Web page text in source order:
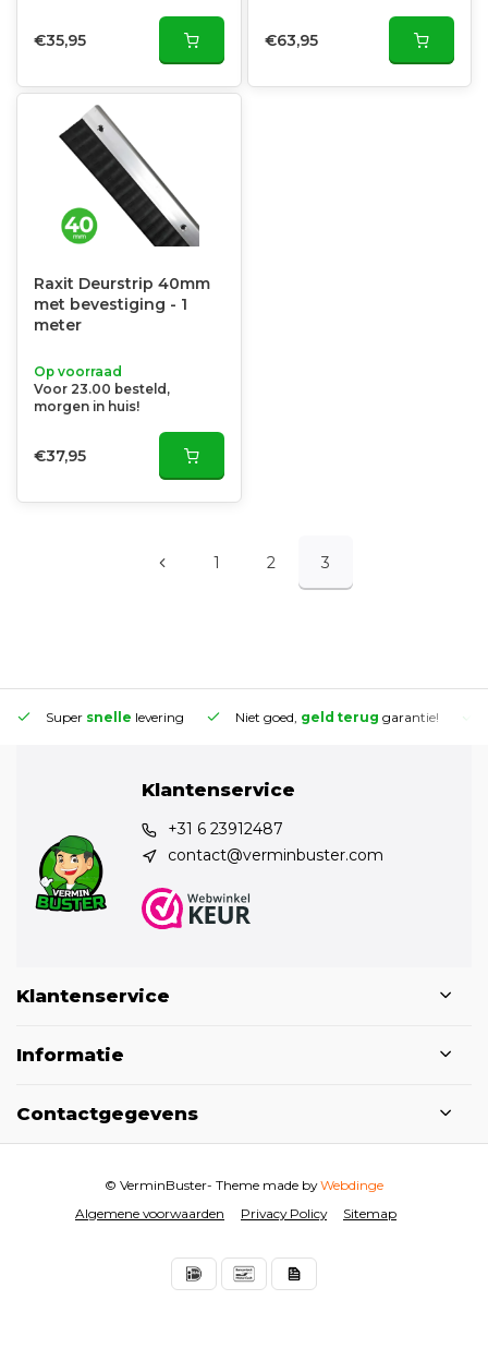
€35,95 €63,95
Raxit Deurstrip 40mm
met bevestiging - 1
meter
Op voorraad
Voor 23.00 besteld,
morgen in huis!
€37,95
1 2 3
Super snelle levering Niet goed, geld terug garantie!
Klantenservice
+31 6 23912487
contact@verminbuster.com
Klantenservice
Informatie
Contactgegevens
Algemene voorwaarden Privacy Policy Sitemap
© VerminBuster- Theme made byWebdinge